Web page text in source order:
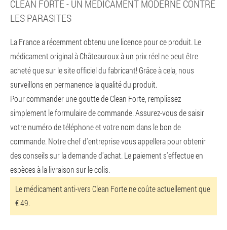
CLEAN FORTE - UN MÉDICAMENT MODERNE CONTRE
LES PARASITES
La France a récemment obtenu une licence pour ce produit. Le
médicament original à Châteauroux à un prix réel ne peut être
acheté que sur le site officiel du fabricant! Grâce à cela, nous
surveillons en permanence la qualité du produit.
Pour commander une goutte de Clean Forte, remplissez
simplement le formulaire de commande. Assurez-vous de saisir
votre numéro de téléphone et votre nom dans le bon de
commande. Notre chef d'entreprise vous appellera pour obtenir
des conseils sur la demande d'achat. Le paiement s'effectue en
espèces à la livraison sur le colis.
Le médicament anti-vers Clean Forte ne coûte actuellement que
€ 49.